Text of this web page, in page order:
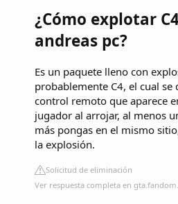
¿Cómo explotar
andreas pc?
Es un paquete lleno con
probablemente C4, el cual
control remoto que aparece
jugador al arrojar, al menos
más pongas en el mismo
la explosión.
Solicitud de eliminación
Ver respuesta completa en